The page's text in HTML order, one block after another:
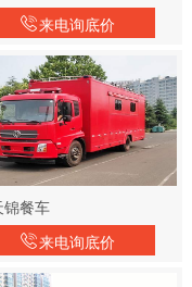
来电询底价
锦餐车
来电询底价